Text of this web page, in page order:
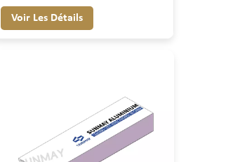
Voir Les Détails